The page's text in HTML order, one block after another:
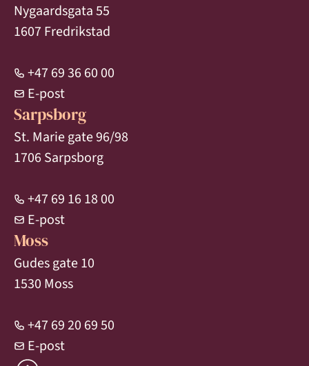
Nygaardsgata 55
1607 Fredrikstad
+47 69 36 60 00
E-post
Sarpsborg
St. Marie gate 96/98
1706 Sarpsborg
+47 69 16 18 00
E-post
Moss
Gudes gate 10
1530 Moss
+47 69 20 69 50
E-post